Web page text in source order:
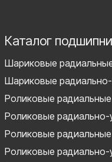
Каталог
Шариковые
Шариковые
Роликовые радиальные
Роликовые радиально-
Роликовые радиальные
Роликовые радиально-